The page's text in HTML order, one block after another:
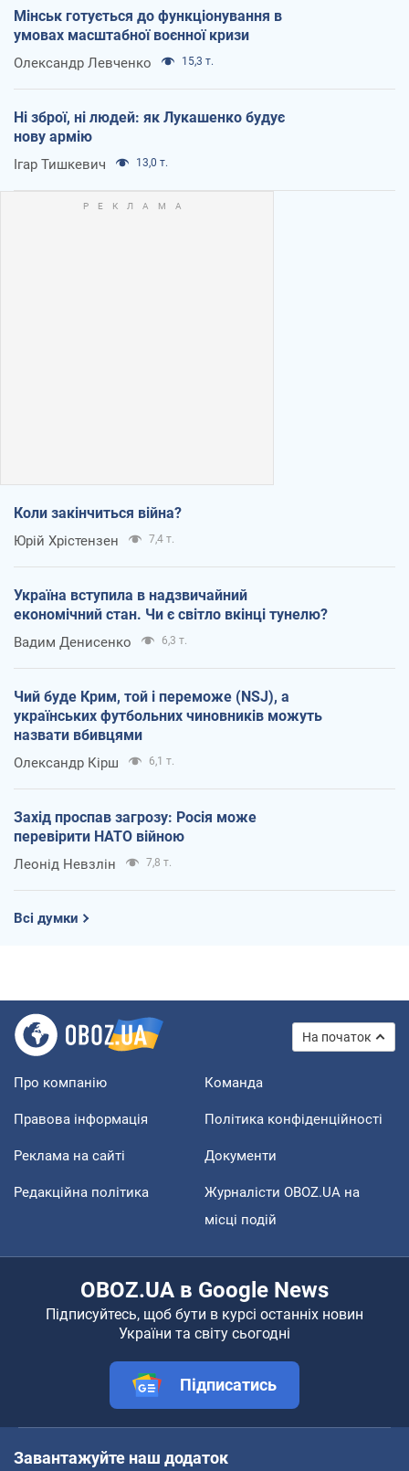
Мінськ готується до функціонування в
умовах масштабної воєнної кризи
Олександр Левченко 15,3 т.
Ні зброї, ні людей: як Лукашенко будує
нову армію
Ігар Тишкевич 13,0 т.
Коли закінчиться війна?
Юрій Хрістензен 7,4 т.
Україна вступила в надзвичайний
економічний стан. Чи є світло вкінці тунелю?
Вадим Денисенко 6,3 т.
Чий буде Крим, той і переможе (NSJ), а
українських футбольних чиновників можуть
назвати вбивцями
Олександр Кірш 6,1 т.
Захід проспав загрозу: Росія може
перевірити НАТО війною
Леонід Невзлін 7,8 т.
Всі думки
На початок
Про компанію Команда
Правова інформація Політика конфіденційності
Реклама на сайті Документи
Редакційна політика
Журналісти OBOZ.UA на
місці подій
OBOZ.UA в Google News
Підписуйтесь, щоб бути в курсі останніх новин
України та світу сьогодні
Підписатись
Завантажуйте наш додаток